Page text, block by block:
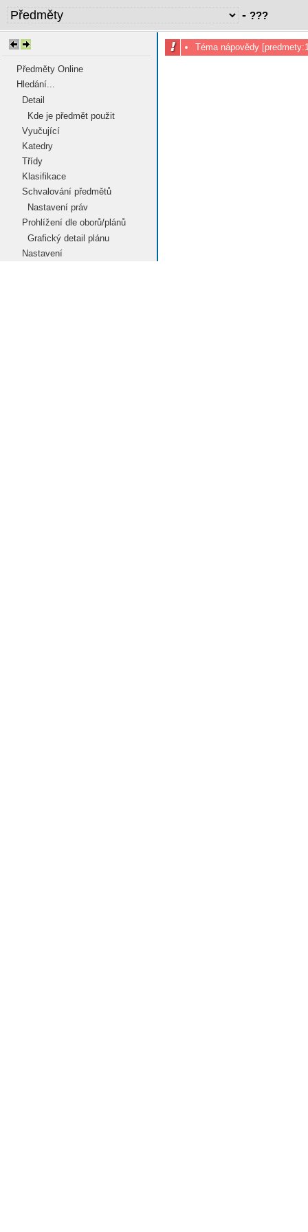
- ???
Předměty Online
Hledání...
Detail
Kde je předmět použit
Vyučující
Katedry
Třídy
Klasifikace
Schvalování předmětů
Nastavení práv
Prohlížení dle oborů/plánů
Grafický detail plánu
Nastavení
Téma nápovědy